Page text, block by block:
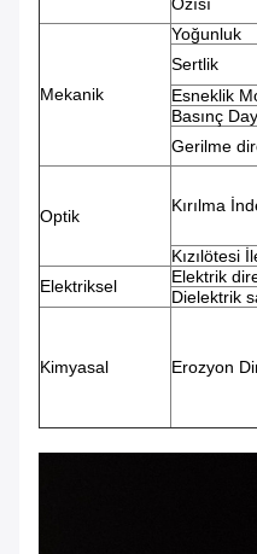
Özısı
Mekanik
Yoğunluk
Sertlik
Esneklik
Basınç
Gerilme
Optik
Kırılma
Kızılötesi
Elektriksel
Elektrik
Dielektrik
Kimyasal Erozyon